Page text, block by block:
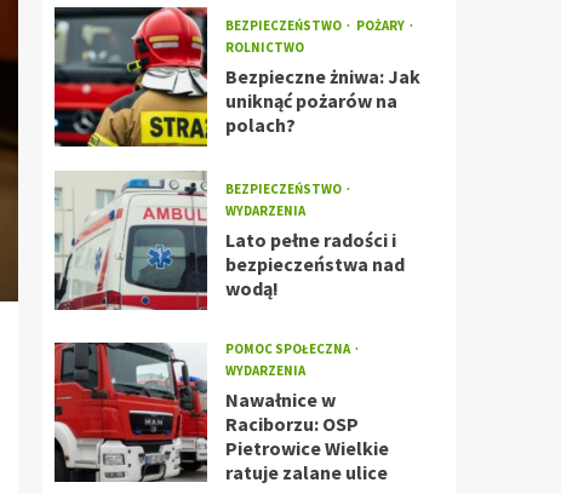
BEZPIECZEŃSTWO
POŻARY
ROLNICTWO
Bezpieczne żniwa: Jak
uniknąć pożarów na
polach?
BEZPIECZEŃSTWO
WYDARZENIA
Lato pełne radości i
bezpieczeństwa nad
wodą!
POMOC SPOŁECZNA
WYDARZENIA
Nawałnice w
Raciborzu: OSP
Pietrowice Wielkie
ratuje zalane ulice